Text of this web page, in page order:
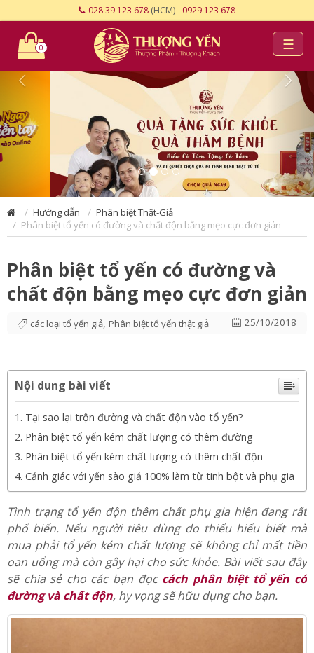
028 39 123 678 (HCM) - 0929 123 678
☰
0
Phân biệt tổ yến có đường và chất độn bằng mẹo cực đơn giản
Phân biệt tổ yến có đường và
chất độn bằng mẹo cực đơn giản
Nội dung bài viết
Tại sao lại trộn đường và chất độn vào tổ yến?
Phân biệt tổ yến kém chất lượng có thêm đường
Cảnh giác với yến sào giả 100% làm từ tinh bột và phụ gia
Tình trạng tổ yến độn thêm chất phụ gia hiện đang rất
phổ biến. Nếu người tiêu dùng do thiếu hiểu biết mà
mua phải tổ yến kém chất lượng sẽ không chỉ mất tiền
oan uổng mà còn gây hại cho sức khỏe. Bài viết sau đây
sẽ chia sẻ cho các bạn đọccách phân biệt tổ yến có